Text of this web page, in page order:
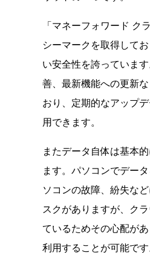
「マネーフォワード ク
シーマークを取得して
い安全性を誇っていま
善、最新機能への更新
おり、定期的なアップ
用できます。
またデータ自体は基本
ま す。パソコンでデー
ソコンの故障、紛失な
スクがありますが、
ク
ているためその心配が
利用することが可能です